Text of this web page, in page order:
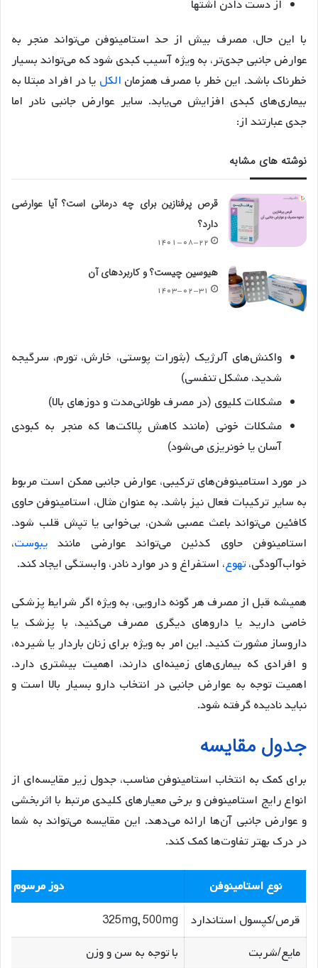
از دست دادن اشتها
با این حال، مصرف بیش از حد استامینوفن می‌تواند منجر به
عوارض جانبی جدی‌تر، به ویژه آسیب کبدی شود که می‌تواند بسیار
خطرناک باشد. این خطر با مصرف همزمان الکل یا در افراد مبتلا به
بیماری‌های کبدی افزایش می‌یابد. سایر عوارض جانبی نادر اما
جدی عبارتند از:
نوشته های مشابه
قرص پرفنازین برای چه درمانی است؟ آیا عوارضی
دارد؟
۱۴۰۱-۰۸-۲۲
هیوسین چیست؟ و کاربردهای آن
۱۴۰۳-۰۲-۳۱
واکنش‌های آلرژیک (بثورات پوستی، خارش، تورم، سرگیجه
شدید، مشکل تنفسی)
مشکلات کلیوی (در مصرف طولانی‌مدت و دوزهای بالا)
مشکلات خونی (مانند کاهش پلاکت‌ها که منجر به کبودی
آسان یا خونریزی می‌شود)
در مورد استامینوفن‌های ترکیبی، عوارض جانبی ممکن است مربوط
به سایر ترکیبات فعال نیز باشد. به عنوان مثال، استامینوفن حاوی
کافئین می‌تواند باعث عصبی شدن، بی‌خوابی یا تپش قلب شود.
استامینوفن حاوی کدئین می‌تواند عوارضی مانند یبوست،
خواب‌آلودگی،تهوع، استفراغ و در موارد نادر، وابستگی ایجاد کند.
همیشه قبل از مصرف هر گونه دارویی، به ویژه اگر شرایط پزشکی
خاصی دارید یا داروهای دیگری مصرف می‌کنید، با پزشک یا
داروساز مشورت کنید. این امر به ویژه برای زنان باردار یا شیرده،
و افرادی که بیماری‌های زمینه‌ای دارند، اهمیت بیشتری دارد.
اهمیت توجه به عوارض جانبی در انتخاب دارو بسیار بالا است و
نباید نادیده گرفته شود.
جدول مقایسه
برای کمک به انتخاب استامینوفن مناسب، جدول زیر مقایسه‌ای از
انواع رایج استامینوفن و برخی معیارهای کلیدی مرتبط با اثربخشی
و عوارض جانبی آن‌ها ارائه می‌دهد. این مقایسه می‌تواند به شما
در درک بهتر تفاوت‌ها کمک کند.
نوع استامینوفن
دوز مرسوم
قرص/کپسول استاندارد
325mg, 500mg
مایع/شربت
با توجه به سن و وزن